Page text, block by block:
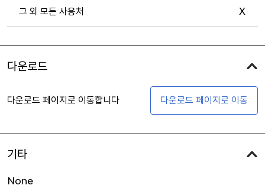
그 외 모든 사용처 X
다운로드
다운로드 페이지로 이동합니다 다운로드 페이지로 이동
기타
None